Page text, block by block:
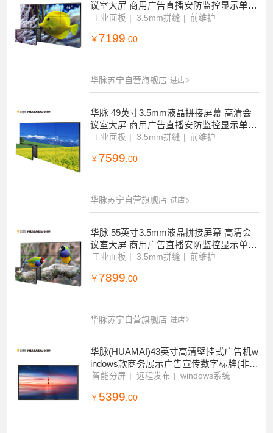
议室大屏 商用广告直播安防监控显示单台
前维护套装HM-DC46S01-1
工业面板 3.5mm拼缝 前维护
￥ 7199.00
华脉苏宁自营旗舰店 进店
华脉 49英寸3.5mm液晶拼接屏幕 高清会
议室大屏 商用广告直播安防监控显示单台
前维护套装HM-DC49S01-2
工业面板 3.5mm拼缝 前维护
￥ 7599.00
华脉苏宁自营旗舰店 进店
华脉 55英寸3.5mm液晶拼接屏幕 高清会
议室大屏 商用广告直播安防监控显示单台
前维护套装HM-DC55S01-1
工业面板 3.5mm拼缝 前维护
￥ 7899 .00
华脉苏宁自营旗舰店 进店
华脉(HUAMAI)43英寸高清壁挂式广告机w
indows款商务展示广告宣传数字标牌(非触
摸)HM-DG43B
智能分屏 远程发布 windows系统
￥ 5399.00